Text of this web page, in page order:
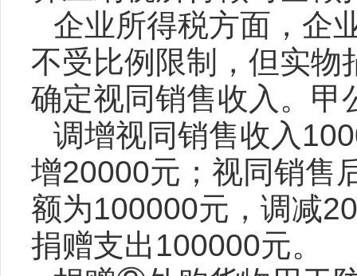
企业所得税方面，企
不受比例限制，但实物
确定视同销售收入。甲
调增视同销售收入
增20000元；视同销售
额为100000元，调减
捐赠支出 100000元。